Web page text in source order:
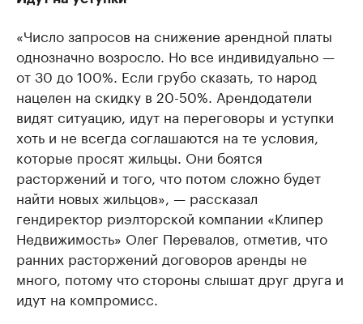
«Число запросов на снижение арендной платы
однозначно возросло. Но все индивидуально —
от 30 до 100%. Если грубо сказать, то народ
нацелен на скидку в 20-50%. Арендодатели
видят ситуацию, идут на переговоры и уступки
хоть и не всегда соглашаются на те условия,
которые просят жильцы. Они боятся
расторжений и того, что потом сложно будет
найти новых жильцов», — рассказал
гендиректор риэлторской компании «Клипер
Недвижимость» Олег Перевалов, отметив, что
ранних расторжений договоров аренды не
много, потому что стороны слышат друг друга и
идут на компромисс.